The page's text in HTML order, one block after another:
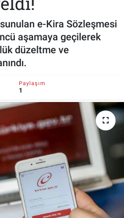
e-Kira Sözleşmesi
aşamaya geçilerek
düzeltme ve
Paylaşım
1
ECZANELER
ve Fikstür